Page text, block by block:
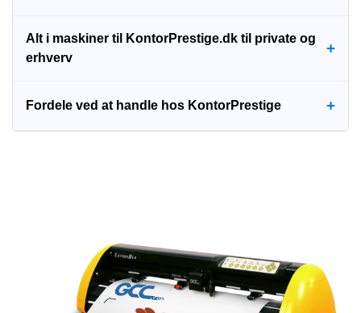
Alt i maskiner til KontorPrestige.dk til private og
erhverv
+
Fordele ved at handle hos KontorPrestige +